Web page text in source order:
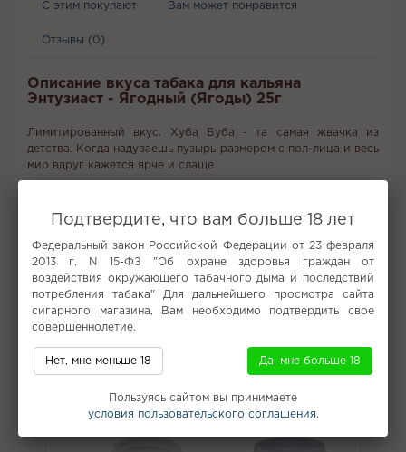
С этим покупают Вам может понравится
Отзывы (0)
Описание вкуса табака для кальяна
Энтузиаст - Ягодный (Ягоды) 25г
Лимитированный вкус. Хуба Буба - та самая жвачка из
детства. Когда надуваешь пузырь размером с пол-лица и весь
мир вдруг кажется ярче и слаще
в интернет-магазине Кальян Центр, где также доступна
удобная доставка.
Вкус: Ягоды
Все вкусы табака для кальяна Энтузиаст
Не забудьте купить
Подтвердите, что вам больше 18 лет
Федеральный закон Российской Федерации от 23 февраля
2013 г. N 15-ФЗ "Об охране здоровья граждан от
воздействия окружающего табачного дыма и последствий
потребления табака" Для дальнейшего просмотра сайта
сигарного магазина, Вам необходимо подтвердить свое
совершеннолетие.
Нет, мне меньше 18 Да, мне больше 18
Пользуясь сайтом вы принимаете
условия пользовательского соглашения.